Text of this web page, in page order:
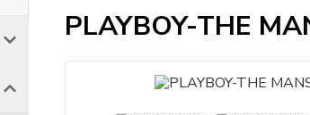
PLAYBOY-THE